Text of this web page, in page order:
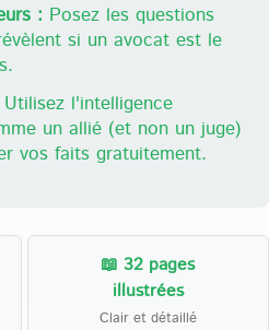
: Posez les questions
si un avocat est le
Utilisez l'intelligence
un allié (et non un juge)
vos faits gratuitement.
📖 32 pages
illustrées
Clair et détaillé